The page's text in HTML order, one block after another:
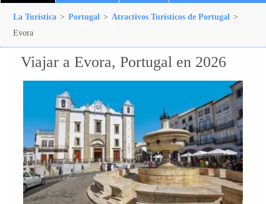
La Turística > Portugal > Atractivos Turísticos de Portugal
>
Evora
Viajar a Evora, Portugal en 2026